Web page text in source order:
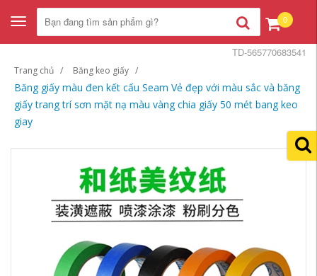
Toggle
navigation
0
Trang chủ Băng keo giấy
Băng giấy màu đen kết cấu Seam Vẻ đẹp với màu sắc và băng
giấy trang trí sơn mặt nạ màu vàng chia giấy 50 mét bang keo
giay
TD-565770683541